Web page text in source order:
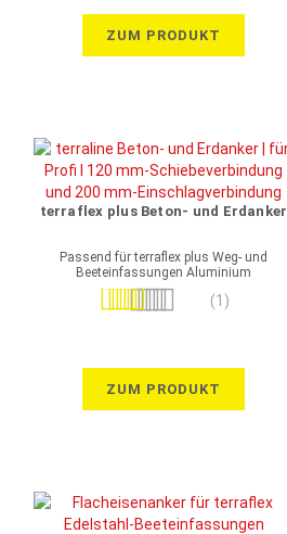
ZUM PRODUKT
terraflex plus Beton- und Erdanker
Passend für terraflex plus Weg- und
Beeteinfassungen Aluminium
Bewertung:
(1)
ZUM PRODUKT